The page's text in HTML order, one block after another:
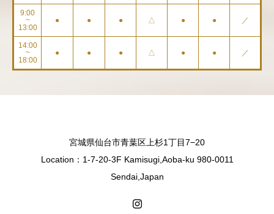
9:00
~
13:00
● ● ● △ ● ● ／
14:00
~
18:00
● ● ● △ ● ● ／
宮城県仙台市青葉区上杉1丁目7−20
Location：1-7-20-3F Kamisugi,Aoba-ku 980-0011
Sendai,Japan